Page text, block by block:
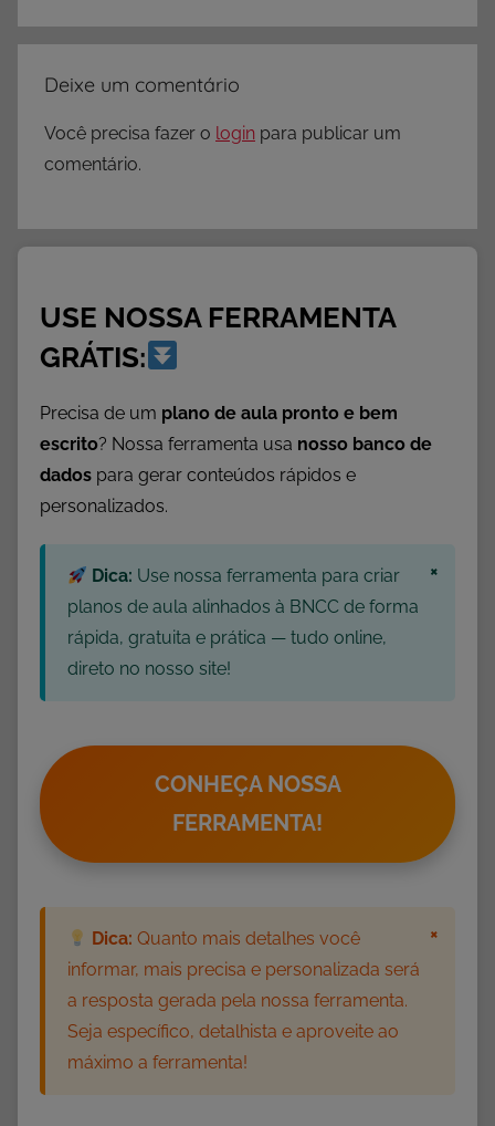
Deixe um comentário
Você precisa fazer o login para publicar um
comentário.
USE NOSSA FERRAMENTA
GRÁTIS:
Precisa de um plano de aula pronto e bem
escrito? Nossa ferramenta usa nosso banco de
dados para gerar conteúdos rápidos e
personalizados.
Dica: Use nossa ferramenta para criar
planos de aula alinhados à BNCC de forma
rápida, gratuita e prática — tudo online,
direto no nosso site!
×
CONHEÇA NOSSA
FERRAMENTA!
Dica: Quanto mais detalhes você
informar, mais precisa e personalizada será
a resposta gerada pela nossa ferramenta.
Seja específico, detalhista e aproveite ao
máximo a ferramenta!
×